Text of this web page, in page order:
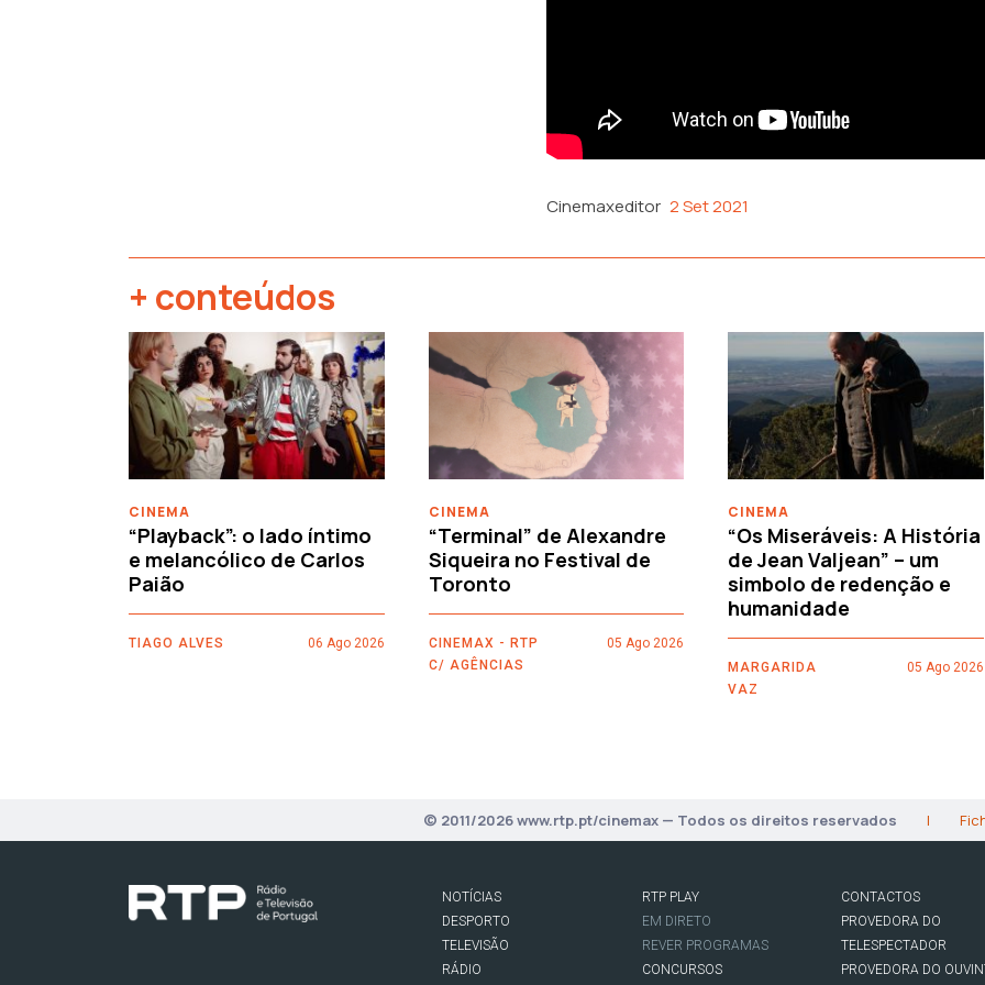
Cinemaxeditor 2 Set 2021
+ conteúdos
CINEMA
“Playback”: o lado íntimo
e melancólico de Carlos
Paião
TIAGO ALVES 06 Ago 2026
CINEMA
“Terminal” de Alexandre
Siqueira no Festival de
Toronto
CINEMAX - RTP
C/ AGÊNCIAS
05 Ago 2026
CINEMA
“Os Miseráveis: A História
de Jean Valjean” – um
simbolo de redenção e
humanidade
MARGARIDA
VAZ
05 Ago 2026
‹
© 2011/2026 www.rtp.pt/cinemax — Todos os direitos reservados |
NOTÍCIAS
DESPORTO
TELEVISÃO
RÁDIO
RTP PLAY
EM DIRETO
REVER PROGRAMAS
CONCURSOS
CONTACTOS
PROVEDORA DO
TELESPECTADOR
PROVEDORA DO